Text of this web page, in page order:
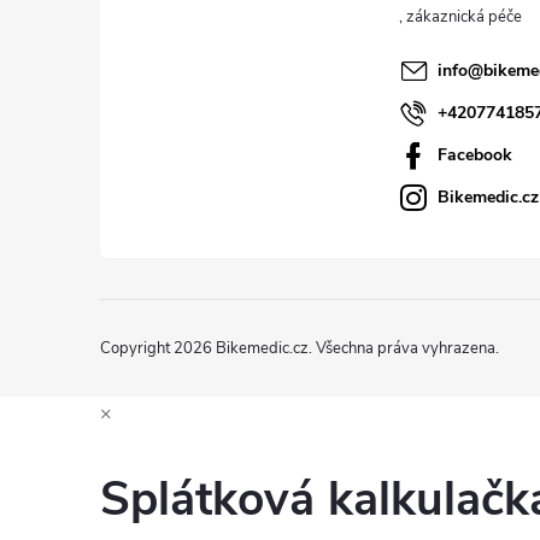
info@
Facebook
Bikemedic.cz
Copyright 2026 Bikemedic.cz. Všechna práva vyhrazena.
×
Splátková